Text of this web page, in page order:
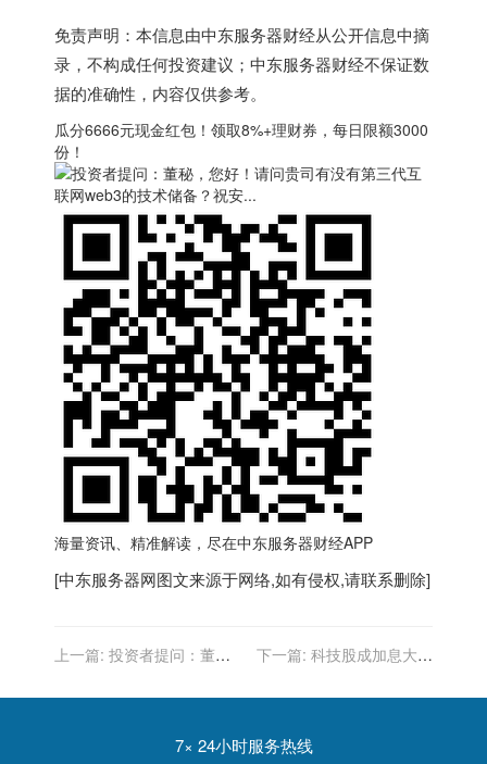
免责声明：本信息由中东服务器财经从公开信息中摘
录，不构成任何投资建议； 中东服务器财经不保证数
据的准确性，内容仅供参考。
瓜分6666元现金红包！领取8%+理财券，每日限额3000
份！
海量资讯、精准解读，尽在中东服务器财经APP
[中东服务器网图文来源于网络,如有侵权,请联系删除]
上一篇: 投资者提问：董秘
代互联网的重要场景，目前
下一篇: 科技股成加息大潮
噼噼啪啪
7× 24小时服务热线